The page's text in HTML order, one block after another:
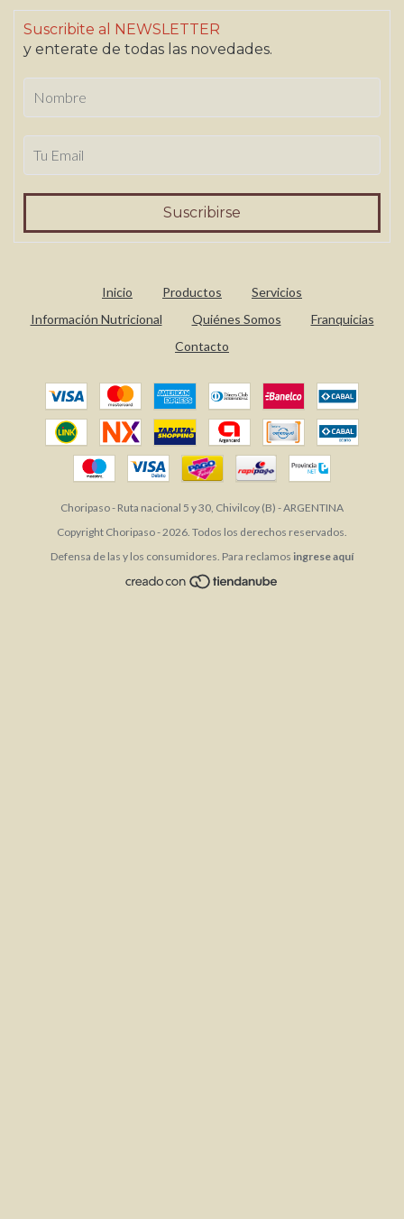
Suscribite al NEWSLETTER
y enterate de todas las novedades.
Inicio Productos
Servicios
Información Nutricional
Quiénes Somos
Franquicias
Contacto
Choripaso - Ruta nacional 5 y 30, Chivilcoy (B) - ARGENTINA
Copyright Choripaso - 2026. Todos los derechos reservados.
Defensa de las y los consumidores. Para reclamos ingrese aquí